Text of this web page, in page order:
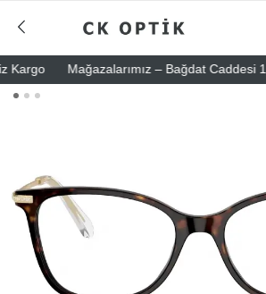
Mağazalarımız – Bağdat Caddesi 1